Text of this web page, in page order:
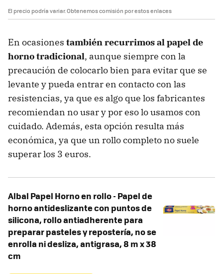
El precio podría variar. Obtenemos comisión por estos enlaces
En ocasiones también recurrimos al papel de
horno tradicional, aunque siempre con la
precaución de colocarlo bien para evitar que se
levante y pueda entrar en contacto con las
resistencias, ya que es algo que los fabricantes
recomiendan no usar y por eso lo usamos con
cuidado. Además, esta opción resulta más
económica, ya que un rollo completo no suele
superar los 3 euros.
Albal Papel Horno en rollo - Papel de
horno antideslizante con puntos de
silicona, rollo antiadherente para
preparar pasteles y repostería, no se
enrolla ni desliza, antigrasa, 8 m x 38
cm